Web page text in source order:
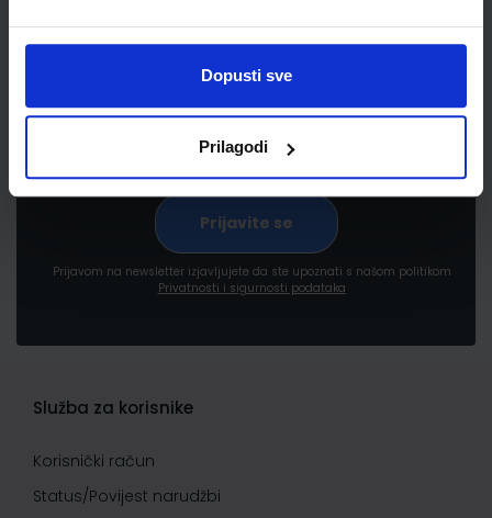
Dopusti sve
Prilagodi
pogodnostima
Prijavom na newsletter izjavljujete da ste upoznati s našom politikom
Privatnosti i sigurnosti podataka
Služba za korisnike
Korisnički račun
Status/Povijest narudžbi